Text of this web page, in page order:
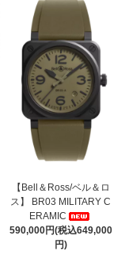
【Bell＆Ross/ベル＆ロ
ス】 BR03 MILITARY C
ERAMIC
590,000円(税込649,000
円)